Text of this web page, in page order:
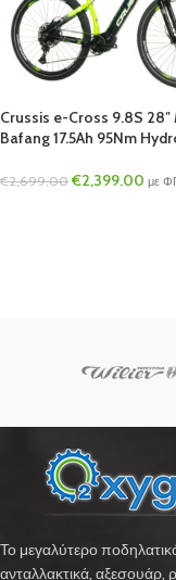
Crussis e-Cross 9.8S 28″
Bafang 17.5Ah 95Nm
€2,699.00 €2,399.00 με
Το μεγαλύτερο
ανταλλακτικά,